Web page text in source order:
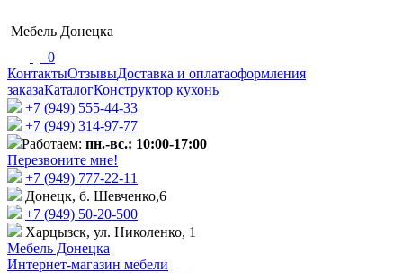
Мебель Донецка
0
КонтактыОтзывыДоставка и оплатаоформления
заказаКаталогКонструктор кухонь
+7 (949) 555-44-33
+7 (949) 314-97-77
Работаем: пн.-вс.: 10:00-17:00
Перезвоните мне!
+7 (‎949) 777-22-11
Донецк, б. Шевченко,6
+7 (949) 50-20-500
Харцызск, ул. Николенко, 1
Мебель Донецка
Интернет-магазин мебели